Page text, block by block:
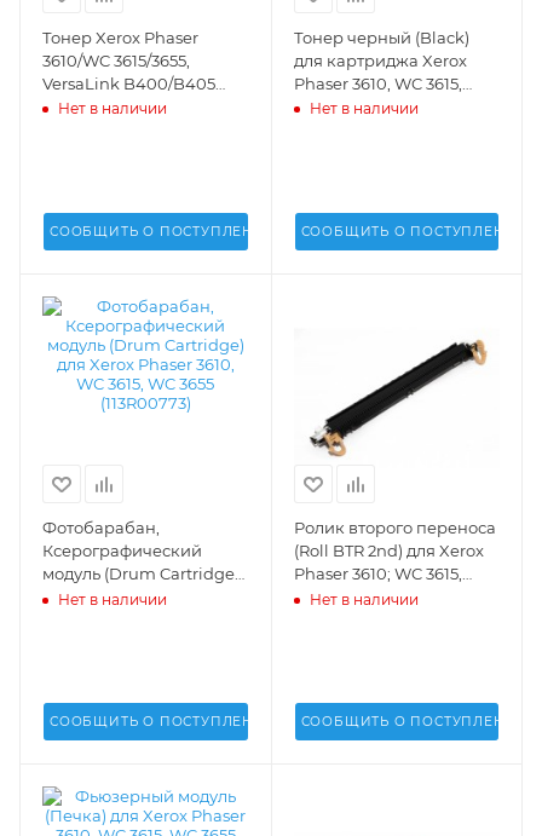
Тонер Xerox Phaser
3610/WC 3615/3655,
VersaLink B400/B405
(GALA) 10 кг. -
Нет в наличии
СООБЩИТЬ О ПОСТУПЛЕНИИ
Тонер черный (Black)
для картриджа Xerox
Phaser 3610, WC 3615,
3655, VersaLink B400,
Нет в наличии
СООБЩИТЬ О ПОСТУПЛЕНИИ
Фотобарабан,
Ксерографический
модуль (Drum Cartridge)
для Xerox Phaser 3610,
Нет в наличии
СООБЩИТЬ О ПОСТУПЛЕНИИ
Ролик второго переноса
(Roll BTR 2nd) для Xerox
Phaser 3610; WC 3615,
3655; Versalink B400,
Нет в наличии
СООБЩИТЬ О ПОСТУПЛЕНИИ